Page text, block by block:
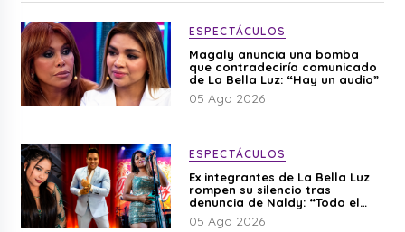
ESPECTÁCULOS
Magaly anuncia una bomba
que contradeciría comunicado
de La Bella Luz: “Hay un audio”
05 Ago 2026
ESPECTÁCULOS
Ex integrantes de La Bella Luz
rompen su silencio tras
denuncia de Naldy: “Todo el
mundo lo sabía”
05 Ago 2026